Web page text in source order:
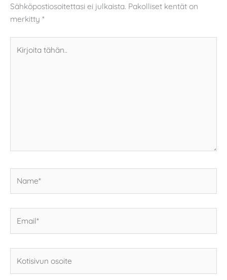
Sähköpostiosoitettasi ei julkaista. Pakolliset kentät on
merkitty *
tähän..
osoite